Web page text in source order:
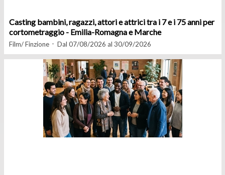
Casting bambini, ragazzi, attori e attrici tra i 7 e i 75 anni per
cortometraggio - Emilia-Romagna e Marche
Film/ Finzione Dal 07/08/2026 al 30/09/2026